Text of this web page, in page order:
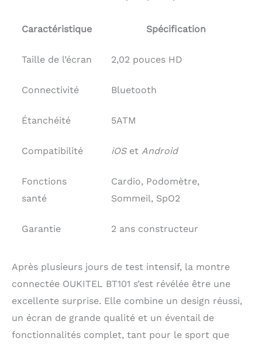
Caractéristique Spécification
Taille de l’écran 2,02 pouces HD
Connectivité Bluetooth
Étanchéité 5ATM
Compatibilité iOSet Android
Fonctions
santé
Cardio, Podomètre,
Sommeil, SpO2
Garantie 2 ans constructeur
Après plusieurs jours de test intensif, la montre
connectée OUKITEL BT101 s’est révélée être une
excellente surprise. Elle combine un design réussi,
un écran de grande qualité et un éventail de
fonctionnalités complet, tant pour le sport que